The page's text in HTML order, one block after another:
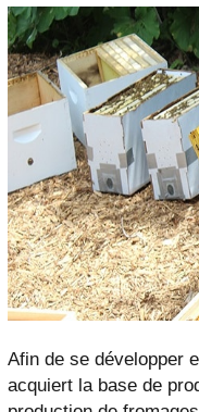
Afin de se développer
acquiert la base de